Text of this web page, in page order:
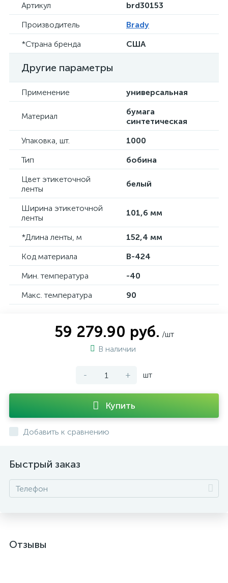
Артикул
brd30153
Производитель
Brady
*Страна бренда
США
Другие параметры
Применение универсальная
Материал
бумага
синтетическая
Упаковка, шт.
1000
Тип
бобина
Цвет этикеточной
ленты
белый
Ширина этикеточной
ленты
101,6 мм
*Длина ленты, м
152,4 мм
Код материала
B-424
Мин. температура
-40
Макс. температура
90
59 279.90 руб. /шт
В наличии
- + шт
Купить
Добавить к сравнению
Быстрый заказ
Отзывы